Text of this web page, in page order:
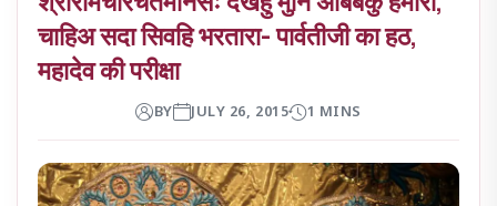
चाहिअ सदा सिवहि भरतारा- पार्वतीजी का हठ,
महादेव की परीक्षा
BY JULY 26, 2015 1 MINS